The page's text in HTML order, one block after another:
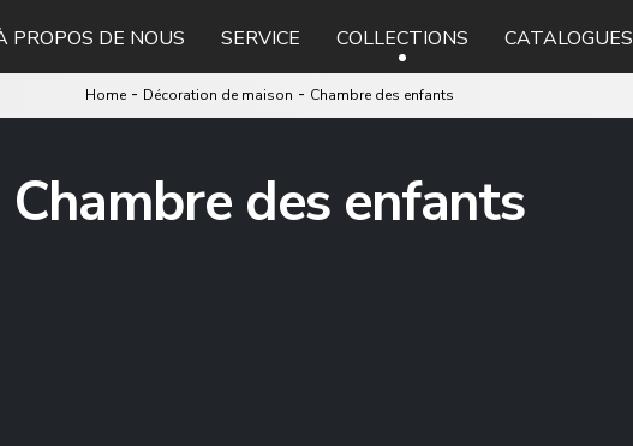
PROPOS DE NOUS SERVICE COLLECTIONS CATALOGUES
Home- Décoration de maison - Chambre des enfants
Chambre des enfants